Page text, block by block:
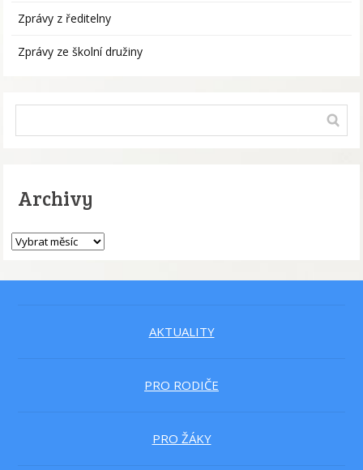
Zprávy z ředitelny
Zprávy ze školní družiny
Archivy
AKTUALITY
PRO RODIČE
PRO ŽÁKY